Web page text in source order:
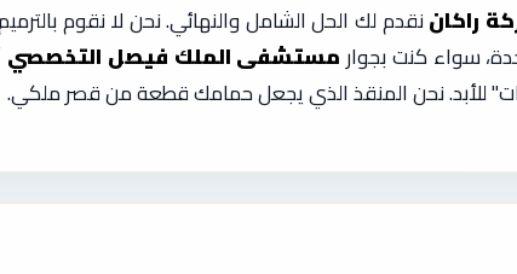
راكاننقدم لك الحل الشامل والنهائي. نحن لا نقوم
سواء كنت بجوارمستشفى الملك فيصل التخصصي
للأبد. نحن المنقذ الذي يجعل حمامك قطعة من قصر ملكي.